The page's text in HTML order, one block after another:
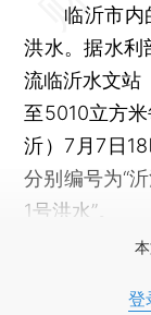
临沂市内的
洪水。据水利
流临沂水文站
至5010立方
沂）7月7日
分别编号为“
1号洪水”。
登